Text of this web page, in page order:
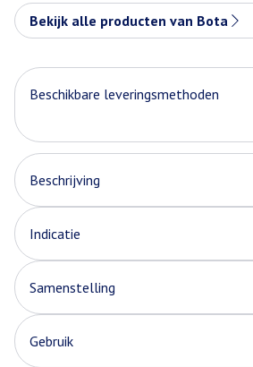
Bekijk alle producten van Bota
Beschikbare leveringsmethoden
Beschrijving
Indicatie
Samenstelling
Gebruik